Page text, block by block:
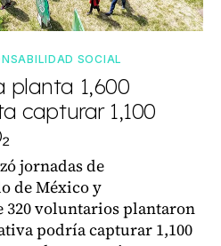
SOCIAL
planta 1,600
capturar 1,100
jornadas de
de México y
320 voluntarios plantaron
podría capturar 1,100